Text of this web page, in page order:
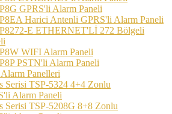
GPRS'li Alarm Paneli
Harici Antenli GPRS'li Alarm Paneli
E ETHERNET'Lİ 272 Bölgeli
WIFI Alarm Paneli
PSTN'li Alarm Paneli
Panelleri
Serisi TSP-5324 4+4 Zonlu
Alarm Paneli
Serisi TSP-5208G 8+8 Zonlu